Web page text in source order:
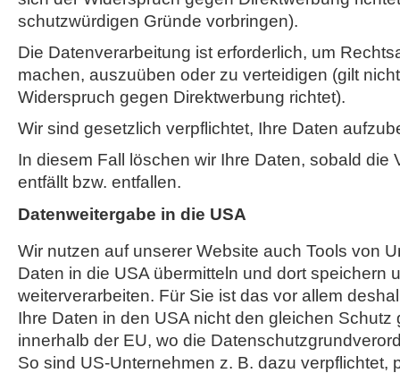
schutzwürdigen Gründe vorbringen).
Die Datenverarbeitung ist erforderlich, um
machen, auszuüben oder zu verteidigen (gilt
Widerspruch gegen Direktwerbung richtet).
Wir sind gesetzlich verpflichtet, Ihre Daten
In diesem Fall löschen wir Ihre Daten, sobald die
entfällt bzw. entfallen.
Datenweitergabe in die USA
Wir nutzen auf unserer Website auch Tools von
Daten in die USA übermitteln und dort speichern
weiterverarbeiten. Für Sie ist das vor allem
Ihre Daten in den USA nicht den gleichen Schutz
innerhalb der EU, wo die
So sind US-Unternehmen z. B. dazu verpflichtet,